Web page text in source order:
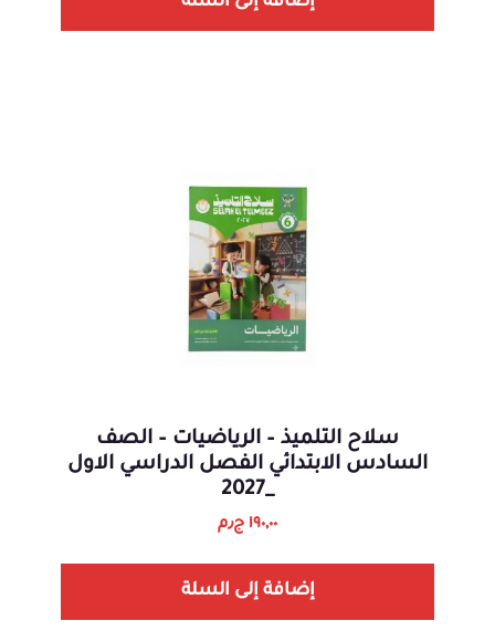
سلاح التلميذ – الرياضيات – الصف
السادس الابتدائي الفصل الدراسي الاول
_2027
١٩٠,٠٠ ج٫م
إضافة إلى السلة